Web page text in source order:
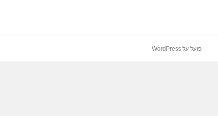
פועל על WordPress